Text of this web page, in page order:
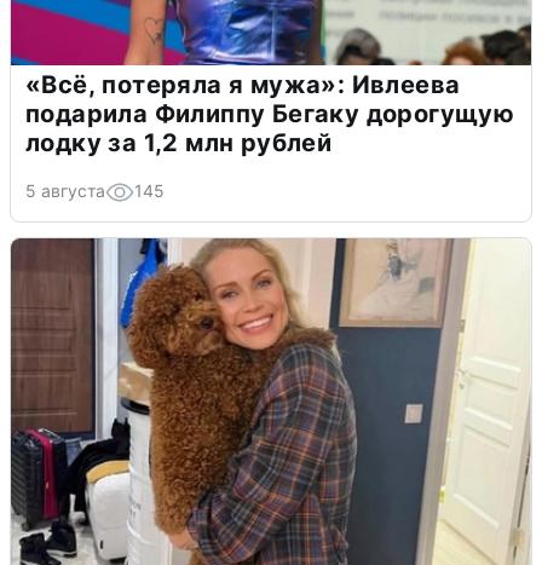
«Всё, потеряла я мужа»: Ивлеева
подарила Филиппу Бегаку дорогущую
лодку за 1,2 млн рублей
5 августа 145